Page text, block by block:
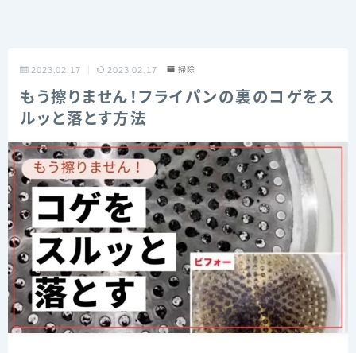
2023.02.17 2023.02.17 掃除
もう擦りません！フライパンの裏のコゲをス
ルッと落とす方法